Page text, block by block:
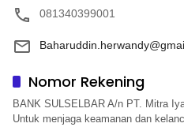
081340399001
Nomor Rekening
BANK SULSELBAR A/n PT. Mitra
Untuk menjaga keamanan dan